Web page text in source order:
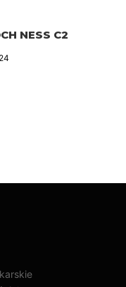
NESS C2